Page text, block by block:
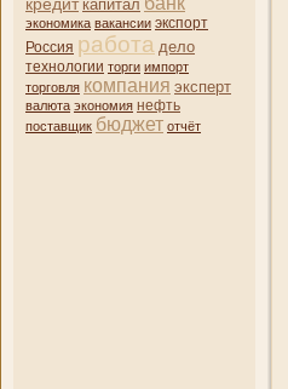
капитал
экономика вакансии экспорт
Россия работа дело
технологии торги импорт
торговля компани­я эксперт
валюта экономия нефть
поставщик бюджет отчёт